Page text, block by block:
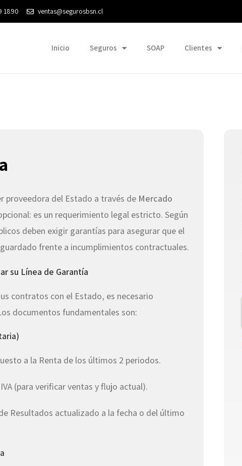
1890 ventas@segurosbsn.cl
Inicio Seguros SOAP Clientes
proveedora del Estado a través de Mercado
es un requerimiento legal estricto. Según
deben exigir garantías para asegurar que el
frente a incumplimientos contractuales.
su Línea de Garantía
contratos con el Estado, es necesario
documentos fundamentales son:
a la Renta de los últimos 2 periodos.
(para verificar ventas y flujo actual).
Resultados actualizado a la fecha o del último